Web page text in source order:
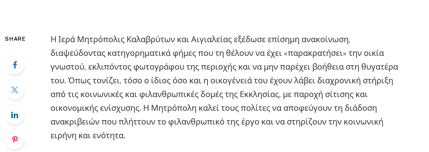
SHARE
Η Ιερά Μητρόπολις Καλαβρύτων και Αιγιαλείας εξέδωσε επίσημη ανακοίνωση,
διαψεύδοντας κατηγορηματικά φήμες που τη θέλουν να έχει «παρακρατήσει» την οικία
γνωστού, εκλιπόντος φωτογράφου της περιοχής και να μην παρέχει βοήθεια στη θυγατέρα
του. Όπως τονίζει, τόσο ο ίδιος όσο και η οικογένειά του έχουν λάβει διαχρονική στήριξη
από τις κοινωνικές και φιλανθρωπικές δομές της Εκκλησίας, με παροχή σίτισης και
οικονομικής ενίσχυσης. Η Μητρόπολη καλεί τους πολίτες να αποφεύγουν τη διάδοση
ανακριβειών που πλήττουν το φιλανθρωπικό της έργο και να στηρίζουν την κοινωνική
ειρήνη και ενότητα.